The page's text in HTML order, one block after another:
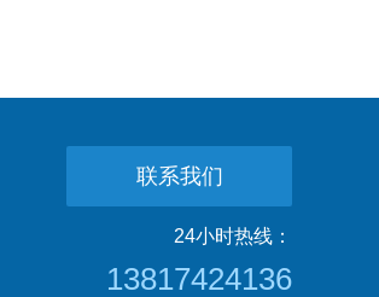
联系我们
24小时热线：
13817424136